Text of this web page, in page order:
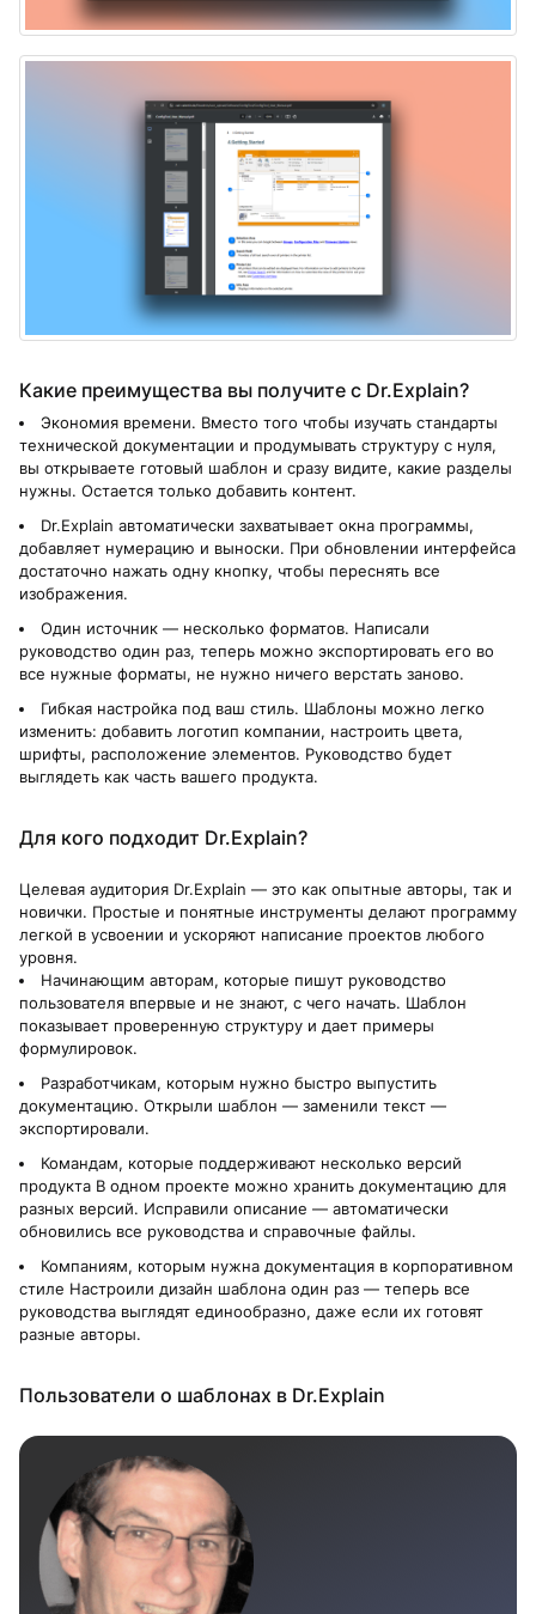
Какие преимущества вы получите с Dr.Explain?
Экономия времени. Вместо того чтобы изучать стандарты
технической документации и продумывать структуру с нуля,
вы открываете готовый шаблон и сразу видите, какие разделы
нужны. Остается только добавить контент.
Dr.Explain автоматически захватывает окна программы,
добавляет нумерацию и выноски. При обновлении интерфейса
достаточно нажать одну кнопку, чтобы переснять все
изображения.
Один источник — несколько форматов. Написали
руководство один раз, теперь можно экспортировать его во
все нужные форматы, не нужно ничего верстать заново.
Гибкая настройка под ваш стиль. Шаблоны можно легко
изменить: добавить логотип компании, настроить цвета,
шрифты, расположение элементов. Руководство будет
выглядеть как часть вашего продукта.
Для кого подходит Dr.Explain?
Целевая аудитория Dr.Explain — это как опытные авторы, так и
новички. Простые и понятные инструменты делают программу
легкой в усвоении и ускоряют написание проектов любого
уровня.
Начинающим авторам, которые пишут руководство
пользователя впервые и не знают, с чего начать. Шаблон
показывает проверенную структуру и дает примеры
формулировок.
Разработчикам, которым нужно быстро выпустить
документацию. Открыли шаблон — заменили текст —
экспортировали.
Командам, которые поддерживают несколько версий
продукта В одном проекте можно хранить документацию для
разных версий. Исправили описание — автоматически
обновились все руководства и справочные файлы.
Компаниям, которым нужна документация в корпоративном
стиле Настроили дизайн шаблона один раз — теперь все
руководства выглядят единообразно, даже если их готовят
разные авторы.
Пользователи о шаблонах в Dr.Explain